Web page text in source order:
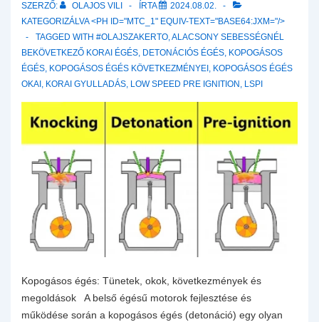
SZERZŐ: OLAJOS VILI ÍRTA
2024.08.02.
KATEGORIZÁLVA <PH ID="MTC_1" EQUIV-TEXT="BASE64:JXM="/>
TAGGED WITH #OLAJSZAKERTO,ALACSONY SEBESSÉGNÉL
BEKÖVETKEZŐ KORAI ÉGÉS, DETONÁCIÓS ÉGÉS, KOPOGÁSOS
ÉGÉS, KOPOGÁSOS ÉGÉS KÖVETKEZMÉNYEI , KOPOGÁSOS ÉGÉS
OKAI , KORAI GYULLADÁS, LOW SPEED PRE IGNITION , LSPI
Kopogásos égés: Tünetek, okok, következmények és
megoldások A belső égésű motorok fejlesztése és
működése során a kopogásos égés (detonáció) egy olyan